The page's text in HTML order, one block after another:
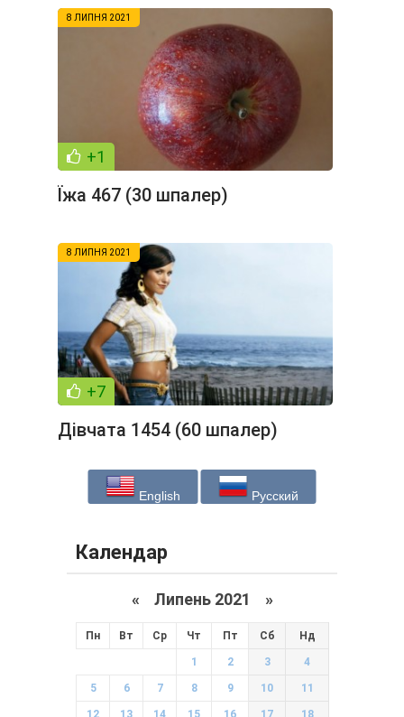
8 ЛИПНЯ 2021
+1
Їжа 467 (30 шпалер)
8 ЛИПНЯ 2021
+7
Дівчата 1454 (60 шпалер)
English Русский
Календар
« Липень 2021 »
Пн Вт Ср Чт Пт Сб Нд
1 2 3 4
5 6 7 8 9 10 11
12 13 14 15 16 17 18